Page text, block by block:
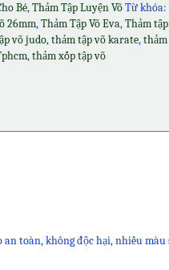
Bé,Thảm Tập Luyện VõTừ khóa:
26mm,Thảm Tập Võ Eva,Thảm
võ judo,thảm tập võ karate,
,thảm xốp tập võ
toàn, không độc hại, nhiều màu